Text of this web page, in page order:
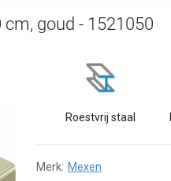
goud - 1521050
Roestvrij staal
Merk: Mexen